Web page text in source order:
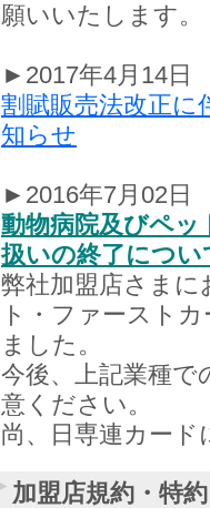
願いいたします。
►2017年4月14日
割賦販売法改正
知らせ
►2016年7月02日
動物病院及びペ
扱いの終了につい
弊社加盟店さま
ト・ファースト
ました。
今後、上記業種
意ください。
尚、日専連カー
加盟店規約・特約